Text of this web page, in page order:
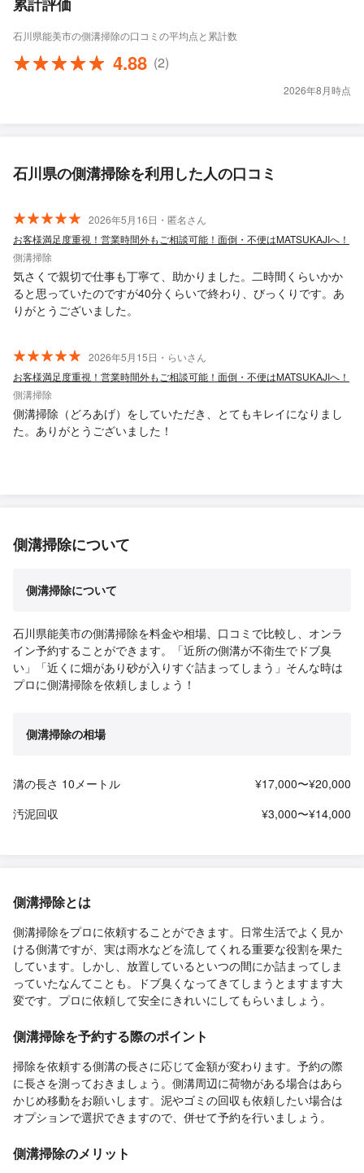
石川県能美市の側溝掃除の口コミの平均点と累計数
4.88 (2)
2026年8月時点
石川県の側溝掃除を利用した人の口コミ
2026年5月16日・匿名さん
お客様満足度重視！営業時間外もご相談可能！面倒・不便はMATSUKAJIへ！
側溝掃除
気さくで親切で仕事も丁寧て、助かりました。二時間くらいかか
ると思っていたのですが40分くらいで終わり、びっくりです。あ
りがとうございました。
2026年5月15日・らいさん
お客様満足度重視！営業時間外もご相談可能！面倒・不便はMATSUKAJIへ！
側溝掃除
側溝掃除（どろあげ）をしていただき、とてもキレイになりまし
た。ありがとうございました！
側溝掃除について
側溝掃除について
石川県能美市の側溝掃除を料金や相場、口コミで比較し、オンラ
イン予約することができます。「近所の側溝が不衛生でドブ臭
い」「近くに畑があり砂が入りすぐ詰まってしまう」そんな時は
プロに側溝掃除を依頼しましょう！
側溝掃除の相場
溝の長さ 10メートル
¥17,000〜¥20,000
汚泥回収
¥3,000〜¥14,000
側溝掃除とは
側溝掃除をプロに依頼することができます。日常生活でよく見か
ける側溝ですが、実は雨水などを流してくれる重要な役割を果た
しています。しかし、放置しているといつの間にか詰まってしま
っていたなんてことも。ドブ臭くなってきてしまうとますます大
変です。プロに依頼して安全にきれいにしてもらいましょう。
側溝掃除を予約する際のポイント
掃除を依頼する側溝の長さに応じて金額が変わります。予約の際
に長さを測っておきましょう。側溝周辺に荷物がある場合はあら
かじめ移動をお願いします。泥やゴミの回収も依頼したい場合は
オプションで選択できますので、併せて予約を行いましょう。
側溝掃除のメリット